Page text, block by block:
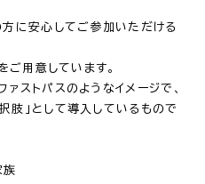
方に安心してご参加いただける
用意しています。
ストパスのようなイメージで、
肢」として導入しているもので
族